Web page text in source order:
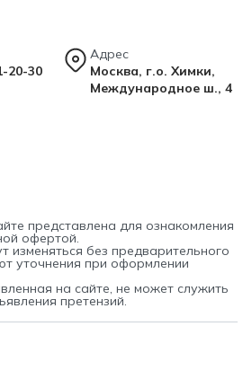
20-30
Адрес
Москва, г.о. Химки,
Международное ш., 4
представлена для ознакомления
офертой.
изменяться без предварительного
уточнения при оформлении
на сайте, не может служить
претензий.